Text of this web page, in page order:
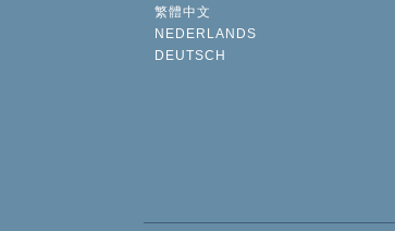
繁體中文
NEDERLANDS
DEUTSCH